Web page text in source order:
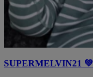
SUPERMELVIN21 💚